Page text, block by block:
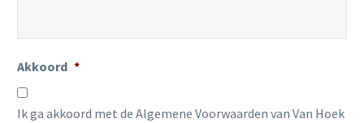
Akkoord *
Ik ga akkoord met de Algemene Voorwaarden van Van Hoek